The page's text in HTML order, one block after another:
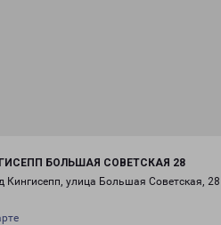
БОЛЬШАЯ СОВЕТСКАЯ 28
Кингисепп, улица Большая Советская, 28